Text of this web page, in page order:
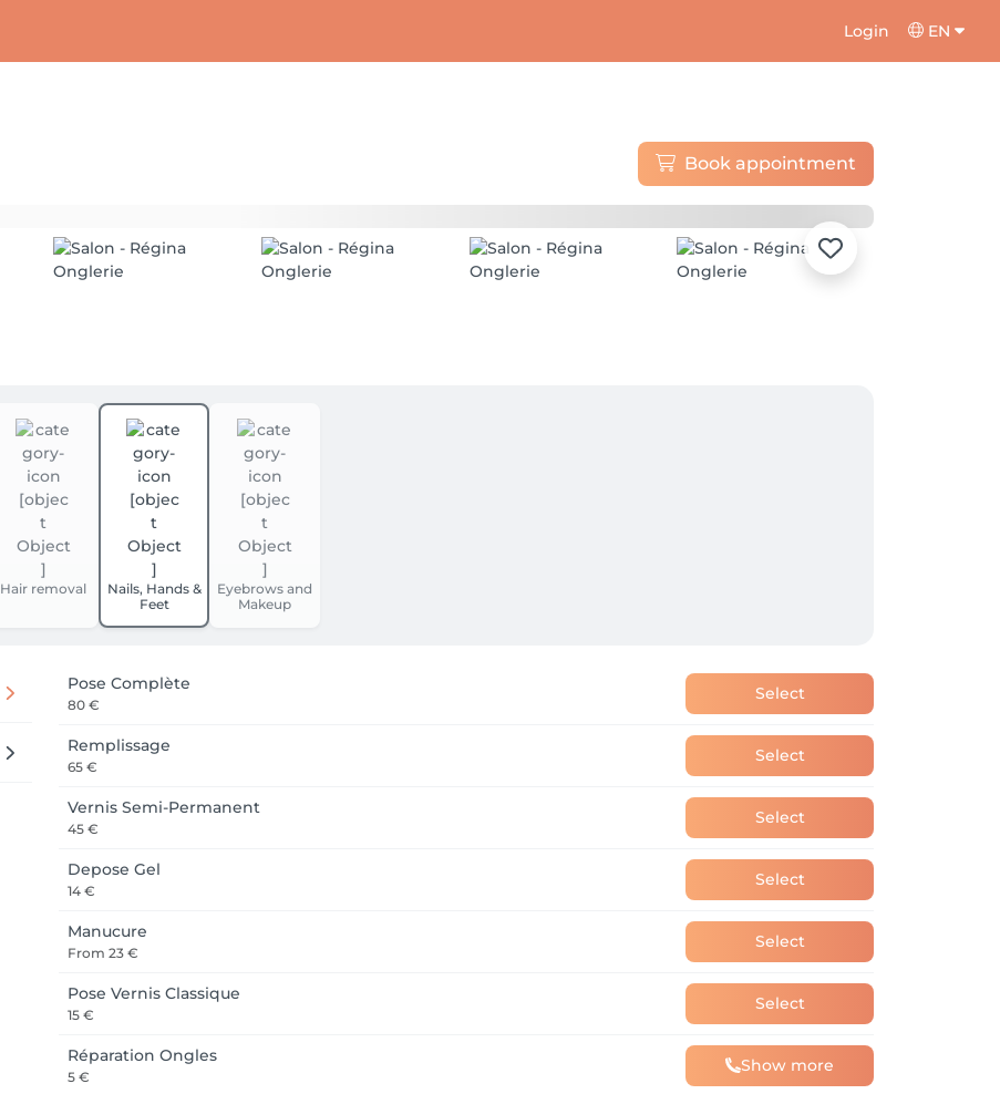
Login EN
Book appointment
Hair removal
Nails, Hands &
Feet
Eyebrows and
Makeup
Pose Complète
80 €
Select
Remplissage
65 €
Select
Vernis Semi-Permanent
45 €
Select
Depose Gel
14 €
Select
Manucure
From 23 €
Select
Pose Vernis Classique
15 €
Select
Réparation Ongles
5 €
Show more